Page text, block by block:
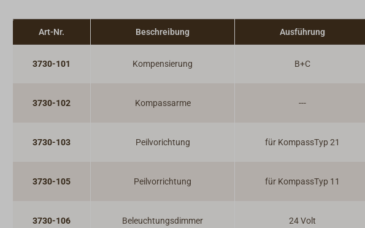
Art-Nr. Beschreibung Ausführung
3730-101 Kompensierung B+C
3730-102 Kompassarme ---
3730-103 Peilvorichtung für KompassTyp 21
3730-105 Peilvorrichtung für KompassTyp 11
3730-106 Beleuchtungsdimmer 24 Volt